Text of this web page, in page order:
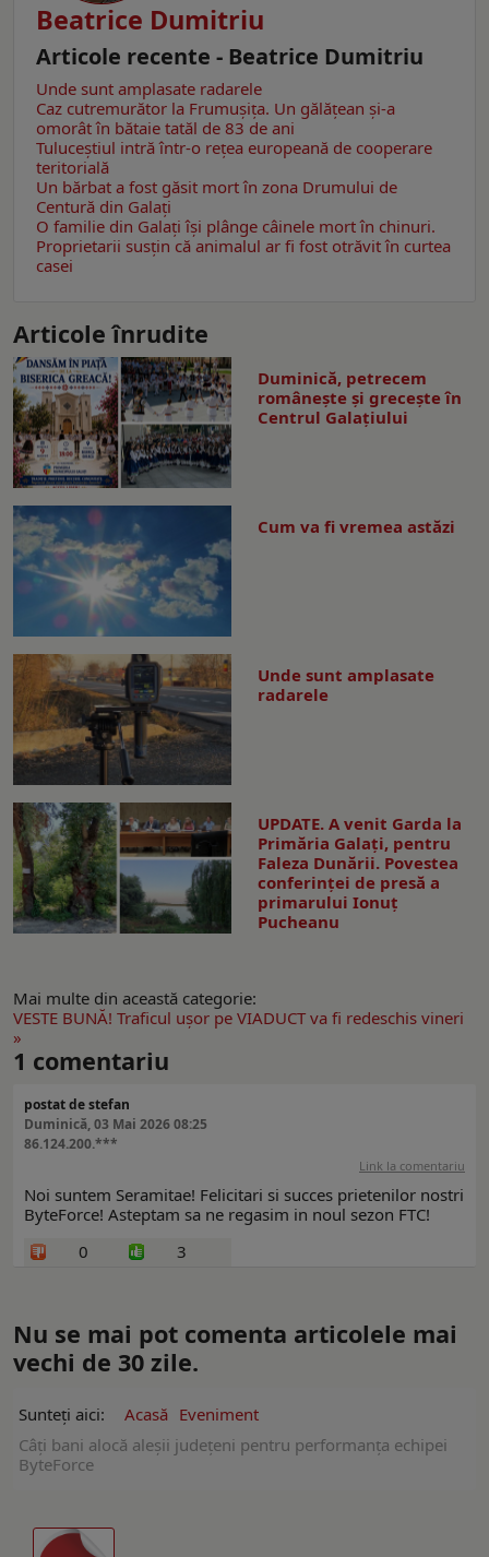
Beatrice Dumitriu
Articole recente - Beatrice Dumitriu
Unde sunt amplasate radarele
Caz cutremurător la Frumușița. Un gălățean și-a
omorât în bătaie tatăl de 83 de ani
Tuluceștiul intră într-o rețea europeană de cooperare
teritorială
Un bărbat a fost găsit mort în zona Drumului de
Centură din Galați
O familie din Galați își plânge câinele mort în chinuri.
Proprietarii susțin că animalul ar fi fost otrăvit în curtea
casei
Articole înrudite
Duminică, petrecem
româneşte şi greceşte în
Centrul Galaţiului
Cum va fi vremea astăzi
Unde sunt amplasate
radarele
UPDATE. A venit Garda la
Primăria Galaţi, pentru
Faleza Dunării. Povestea
conferinţei de presă a
primarului Ionuţ
Pucheanu
Mai multe din această categorie:
VESTE BUNĂ! Traficul uşor pe VIADUCT va fi redeschis vineri
»
1 comentariu
postat de stefan
Duminică, 03 Mai 2026 08:25
86.124.200.***
Link la comentariu
Noi suntem Seramitae! Felicitari si succes prietenilor nostri
ByteForce! Asteptam sa ne regasim in noul sezon FTC!
0
3
Nu se mai pot comenta articolele mai
vechi de 30 zile.
Sunteți aici: Acasă Eveniment
Câți bani alocă aleșii județeni pentru performanța echipei
ByteForce